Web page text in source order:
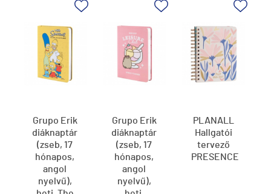
Grupo Erik
diáknaptár
(zseb, 17
hónapos,
angol
nyelvű),
Grupo Erik
diáknaptár
(zseb, 17
hónapos,
angol
nyelvű),
PLANALL
Hallgatói
tervező
PRESENCE